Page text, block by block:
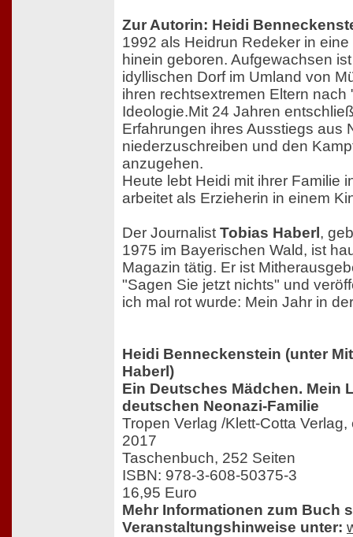
Zur Autorin: Heidi
1992 als Heidrun Redeker in
hinein geboren. Aufgewachsen
idyllischen Dorf im Umland von
ihren rechtsextremen Eltern nach
Ideologie.Mit 24 Jahren
Erfahrungen ihres Ausstiegs aus
niederzuschreiben und den
anzugehen.
Heute lebt Heidi mit ihrer Familie
arbeitet als Erzieherin in einem
Der Journalist Tobias Haberl ,
1975 im Bayerischen Wald, ist
Magazin tätig. Er ist
"Sagen Sie jetzt nichts" und
ich mal rot wurde: Mein Jahr in
Heidi Benneckenstein (unter
Haberl)
Ein Deutsches Mädchen. Mein
deutschen Neonazi-Familie
Tropen Verlag /Klett-Cotta
2017
Taschenbuch, 252 Seiten
ISBN: 978-3-608-50375-3
16,95 Euro
Mehr Informationen zum Buch
Veranstaltungshinweise unter: